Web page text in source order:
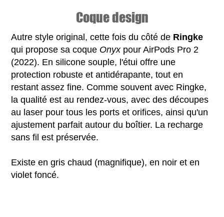
Coque design
Autre style original, cette fois du côté de Ringke
qui propose sa coque Onyxpour AirPods Pro 2
(2022). En silicone souple, l'étui offre une
protection robuste et antidérapante, tout en
restant assez fine. Comme souvent avec Ringke,
la qualité est au rendez-vous, avec des découpes
au laser pour tous les ports et orifices, ainsi qu'un
ajustement parfait autour du boîtier. La recharge
sans fil est préservée.
Existe en gris chaud (magnifique), en noir et en
violet foncé.